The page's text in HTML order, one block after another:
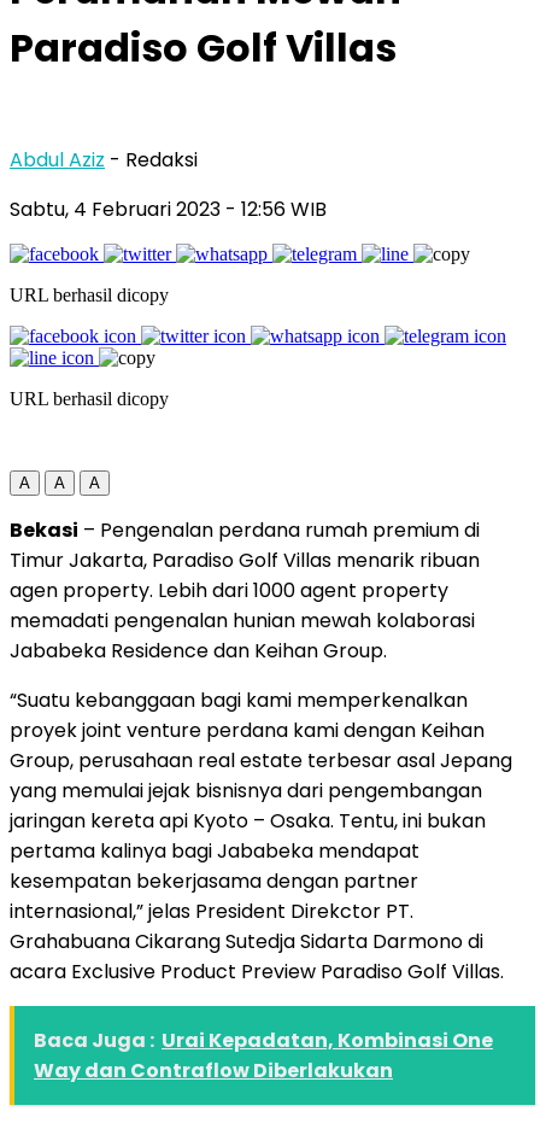
Paradiso Golf Villas
Abdul Aziz - Redaksi
Sabtu, 4 Februari 2023 - 12:56 WIB
URL berhasil dicopy
URL berhasil dicopy
A A A
Bekasi – Pengenalan perdana rumah premium di
Timur Jakarta, Paradiso Golf Villas menarik ribuan
agen property. Lebih dari 1000 agent property
memadati pengenalan hunian mewah kolaborasi
Jababeka Residence dan Keihan Group.
“Suatu kebanggaan bagi kami memperkenalkan
proyek joint venture perdana kami dengan Keihan
Group, perusahaan real estate terbesar asal Jepang
yang memulai jejak bisnisnya dari pengembangan
jaringan kereta api Kyoto – Osaka. Tentu, ini bukan
pertama kalinya bagi Jababeka mendapat
kesempatan bekerjasama dengan partner
internasional,” jelas President Direkctor PT.
Grahabuana Cikarang Sutedja Sidarta Darmono di
acara Exclusive Product Preview Paradiso Golf Villas.
Baca Juga : Urai Kepadatan, Kombinasi One
Way dan Contraflow Diberlakukan